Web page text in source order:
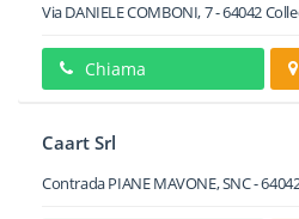
Via DANIELE COMBONI, 7-64042
Chiama
Caart Srl
Contrada PIANE MAVONE, SNC-